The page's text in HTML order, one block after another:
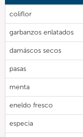
coliflor
garbanzos enlatados
damáscos secos
pasas
menta
eneldo fresco
especia